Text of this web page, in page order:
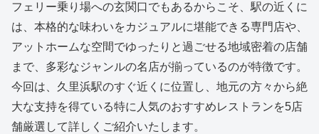
フェリー乗り場への玄関口でもあるからこそ、駅の近くに
は、本格的な味わいをカジュアルに堪能できる専門店や、
アットホームな空間でゆったりと過ごせる地域密着の店舗
まで、多彩なジャンルの名店が揃っているのが特徴です。
今回は、久里浜駅のすぐ近くに位置し、地元の方々から絶
大な支持を得ている特に人気のおすすめレストランを5店
舗厳選して詳しくご紹介いたします。